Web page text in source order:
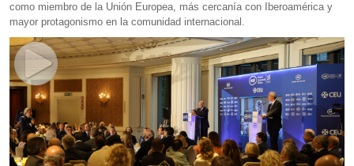
como miembro de la Unión Europea, más cercanía con Iberoamérica y
mayor protagonismo en la comunidad internacional.